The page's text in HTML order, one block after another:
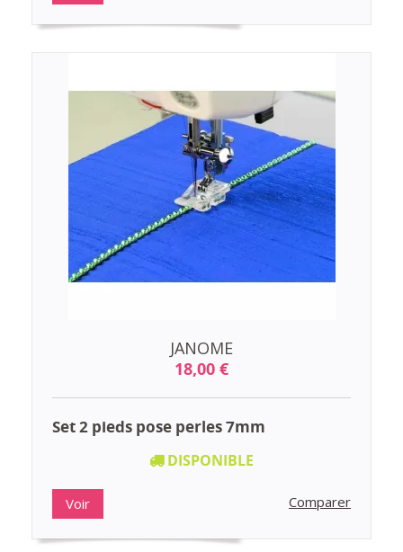
JANOME
18,00 €
Set 2 pieds pose perles 7mm
DISPONIBLE
Voir Comparer